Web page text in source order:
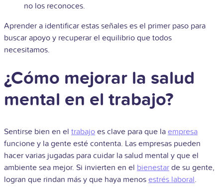
no los reconoces.
Aprender a identificar estas señales es el primer paso para
buscar apoyo y recuperar el equilibrio que todos
necesitamos.
¿Cómo mejorar la salud
mental en el trabajo?
Sentirse bien en el trabajo es clave para que la empresa
funcione y la gente esté contenta. Las empresas pueden
hacer varias jugadas para cuidar la salud mental y que el
ambiente sea mejor. Si invierten en el bienestar de su gente,
logran que rindan más y que haya menos estrés laboral.